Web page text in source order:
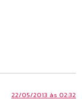
22/05/2013 às 02:32